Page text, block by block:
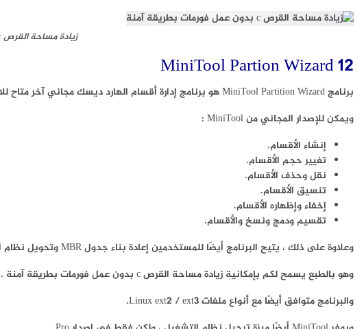
زيادة مساحة القرص c بدون عمل فورمات
MiniTool Partion Wizard 12
برنامج MiniTool Partition Wizard هو برنامج إدارة أقسام الهارد ديسك مجاني آخر متاح للاستخدام.
ويمكن للإصدار المجاني من MiniTool :
إنشاء الأقسام.
تغيير حجم الأقسام.
نقل وحذف الأقسام.
تنسيق الأقسام.
إخفاء وإظهاره الأقسام.
تقسيم ودمج ونسخ والأقسام.
وعلاوة على ذلك ، يتيح البرنامج أيضًا للمستخدمين إعادة بناء جدول MBR وتحويل نظام الملفات من FAT إلى NTFS والعكس بالعكس.
وهو بالطبع يسمح لكم بإمكانية زيادة مساحة القرص c بدون عمل فورمات بطريقة آمنة .
والبرنامج متوافق أيضًا مع أنواع ملفات Linux ext2 / ext3.